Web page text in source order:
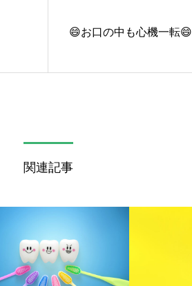
😄お口の中も心機一転😄
関連記事